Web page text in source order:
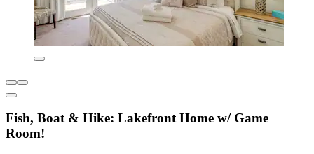
Fish, Boat & Hike: Lakefront Home w/ Game
Room!